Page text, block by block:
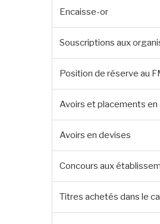
Encaisse-or
Souscriptions aux
Position de réserve au
Avoirs et placements
Avoirs en devises
Concours aux
Titres achetés dans le